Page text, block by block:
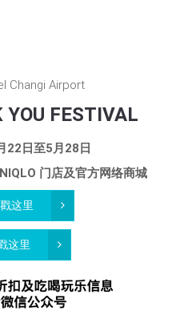
Changi Airport
FESTIVAL
22日至5月28日
门店及官方网络商城
这里
这里